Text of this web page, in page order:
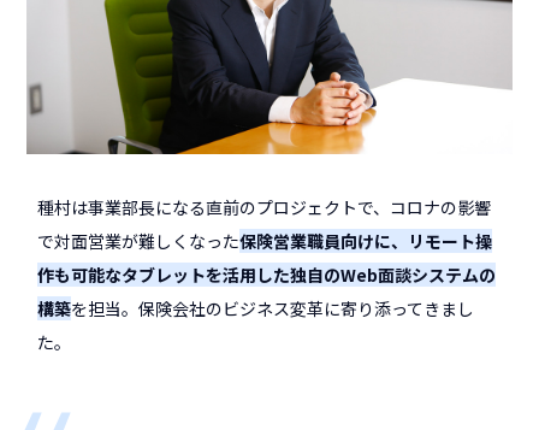
種村は事業部長になる直前のプロジェクトで、コロナの影響
で対面営業が難しくなった保険営業職員向けに、リモート操
作も可能なタブレットを活用した独自のWeb面談システムの
構築を担当。保険会社のビジネス変革に寄り添ってきまし
た。